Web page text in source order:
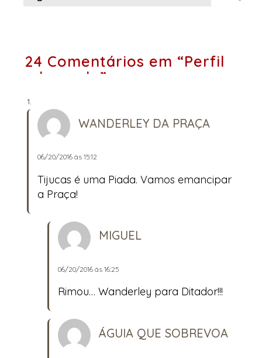
24 Comentários em “Perfil
adequado”
WANDERLEY DA PRAÇA
06/20/2016 às 15:12
Tijucas é uma Piada. Vamos emancipar
a Praça!
MIGUEL
06/20/2016 às 16:25
Rimou… Wanderley para Ditador!!!
ÁGUIA QUE SOBREVOA